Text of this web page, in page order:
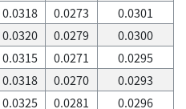
0.0318 0.0273
0.0301
0.0320 0.0279
0.0300
0.0315 0.0271
0.0295
0.0318 0.0270
0.0293
0.0325 0.0281 0.0296